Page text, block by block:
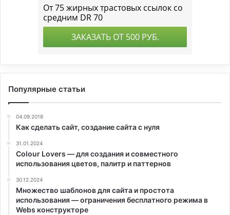
Популярные статьи
04.09.2018
Как сделать сайт, создание сайта с нуля
31.01.2024
Colour Lovers — для создания и совместного
использования цветов, палитр и паттернов
30.12.2024
Множество шаблонов для сайта и простота
использования — ограничения бесплатного режима в
Webs конструкторе